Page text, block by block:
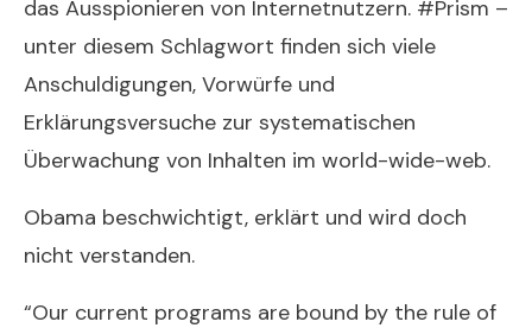
das Ausspionieren von Internetnutzern. #Prism –
unter diesem Schlagwort finden sich viele
Anschuldigungen, Vorwürfe und
Erklärungsversuche zur systematischen
Überwachung von Inhalten im world-wide-web.
Obama beschwichtigt, erklärt und wird doch
nicht verstanden.
“Our current programs are bound by the rule of